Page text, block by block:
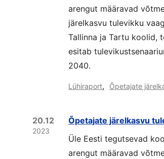
arengut määravad
järelkasvu tulevikku
Tallinna ja Tartu koolid,
esitab
2040.
Lühiraport, Õpetajate
20.12
2023
Õpetajate järelkasvu
Üle Eesti tegutsevad
arengut määravad